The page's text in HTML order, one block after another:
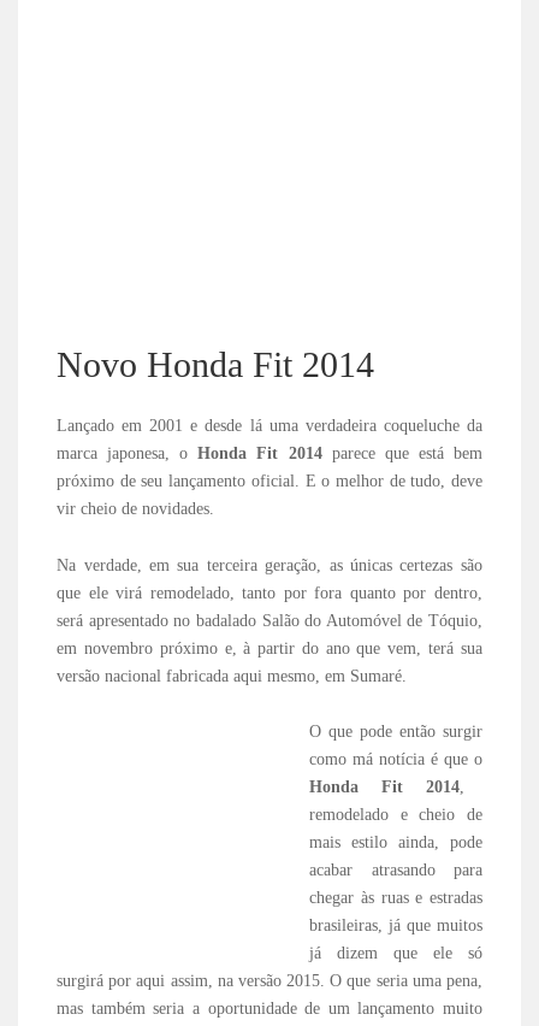
Novo Honda Fit 2014
Lançado em 2001 e desde lá uma verdadeira coqueluche da
marca japonesa, o Honda Fit 2014parece que está bem
próximo de seu lançamento oficial. E o melhor de tudo, deve
vir cheio de novidades.
Na verdade, em sua terceira geração, as únicas certezas são
que ele virá remodelado, tanto por fora quanto por dentro,
será apresentado no badalado Salão do Automóvel de Tóquio,
em novembro próximo e, à partir do ano que vem, terá sua
versão nacional fabricada aqui mesmo, em Sumaré.
O que pode então surgir
como má notícia é que o
Honda Fit 2014,
remodelado e cheio de
mais estilo ainda, pode
acabar atrasando para
chegar às ruas e estradas
brasileiras, já que muitos
já dizem que ele só
surgirá por aqui assim, na versão 2015. O que seria uma pena,
mas também seria a oportunidade de um lançamento muito